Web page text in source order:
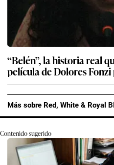
“Belén”, la historia real
película de Dolores
Más sobre Red, White & Royal
Contenido sugerido